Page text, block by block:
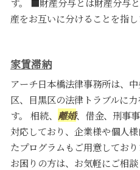
産をお互いに分けることを指し
家賃滞納
アーチ日本橋法律事務所は、
区、目黒区の法律トラブルに
す。 相続、 離婚、借金、刑事
対応しており、企業様や個人
たプログラムもご用意してお
お困りの方は、お気軽にご相談